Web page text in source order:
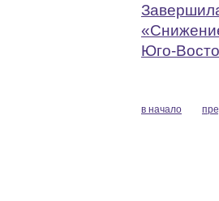
Юго-
в начало